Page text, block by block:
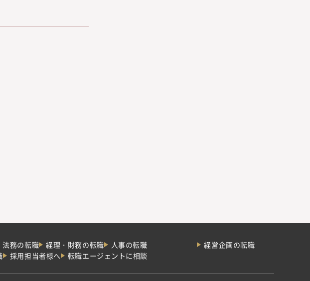
法務の転職 経理・財務の転職 人事の転職
経営企画の転職
採用担当者様へ 転職エージェントに相談